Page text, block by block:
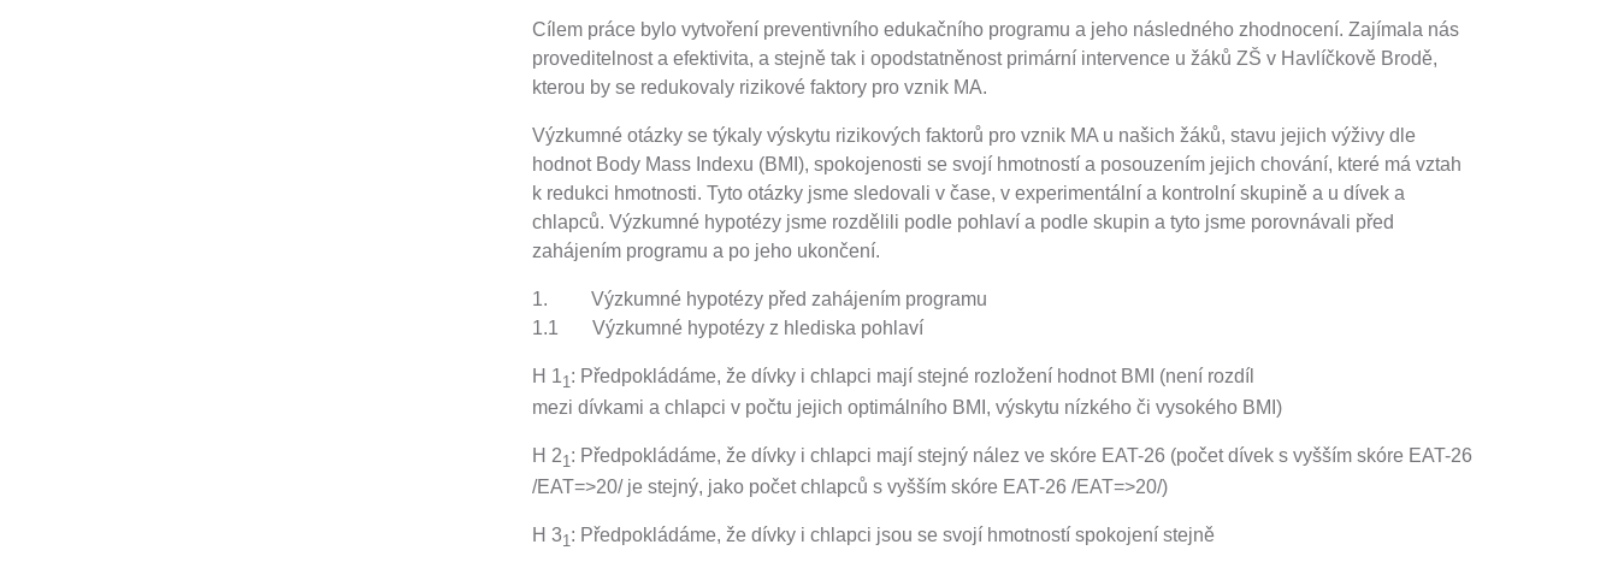
Cílem práce bylo vytvoření preventivního edukačního programu a jeho následného zhodnocení. Zajímala nás
proveditelnost a efektivita, a stejně tak i opodstatněnost primární intervence u žáků ZŠ v Havlíčkově Brodě,
kterou by se redukovaly rizikové faktory pro vznik MA.
Výzkumné otázky se týkaly výskytu rizikových faktorů pro vznik MA u našich žáků, stavu jejich výživy dle
hodnot Body Mass Indexu (BMI), spokojenosti se svojí hmotností a posouzením jejich chování, které má vztah
k redukci hmotnosti. Tyto otázky jsme sledovali v čase, v experimentální a kontrolní skupině a u dívek a
chlapců. Výzkumné hypotézy jsme rozdělili podle pohlaví a podle skupin a tyto jsme porovnávali před
zahájením programu a po jeho ukončení.
1. Výzkumné hypotézy před zahájením programu
1.1 Výzkumné hypotézy z hlediska pohlaví
H 11: Předpokládáme, že dívky i chlapci mají stejné rozložení hodnot BMI (není rozdíl
mezi dívkami a chlapci v počtu jejich optimálního BMI, výskytu nízkého či vysokého BMI)
H 21: Předpokládáme, že dívky i chlapci mají stejný nález ve skóre EAT-26 (počet dívek s vyšším skóre EAT-26
/EAT=>20/ je stejný, jako počet chlapců s vyšším skóre EAT-26 /EAT=>20/)
H 31: Předpokládáme, že dívky i chlapci jsou se svojí hmotností spokojení stejně